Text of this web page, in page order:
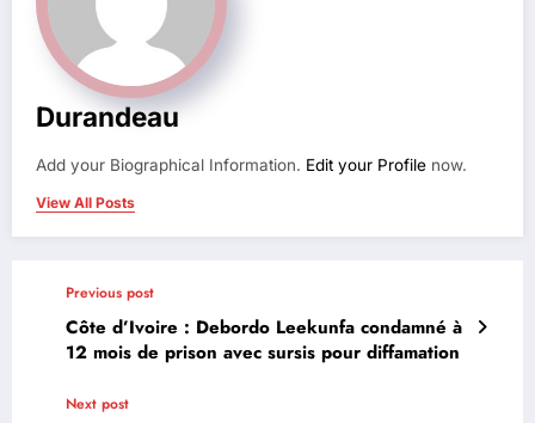
Durandeau
Add your Biographical Information. Edit your Profile now.
View All Posts
Previous post
Côte d’Ivoire : Debordo Leekunfa condamné à
12 mois de prison avec sursis pour diffamation
Next post